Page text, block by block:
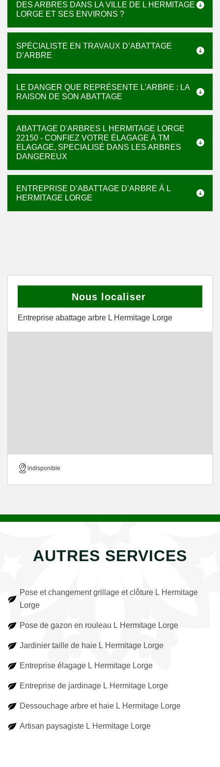
DES ARBRES DANS LA VILLE DE L HERMITAGE
LORGE ET SES ENVIRONS ?
SPÉCIALISTE EN TRAVAUX D’ABATTAGE
D’ARBRE
LE DANGER QUE REPRÉSENTE L'ARBRE : LA
RAISON DE SON ABATTAGE
ABATTAGE D'ARBRES L HERMITAGE LORGE
22150 - CONFIEZ VOTRE ÉLAGAGE À TM
ELAGAGE, SPECIALISÉ DANS LES ARBRES
DANGEREUX
ENTREPRISE D’ABATTAGE D’ARBRE À L
HERMITAGE LORGE
Nous localiser
Entreprise abattage arbre L Hermitage Lorge
indisponible
AUTRES SERVICES
Pose et changement grillage et clôture L Hermitage
Lorge
Pose de gazon en rouleau L Hermitage Lorge
Jardinier taille de haie L Hermitage Lorge
Entreprise élagage L Hermitage Lorge
Entreprise de jardinage L Hermitage Lorge
Dessouchage arbre et haie L Hermitage Lorge
Artisan paysagiste L Hermitage Lorge